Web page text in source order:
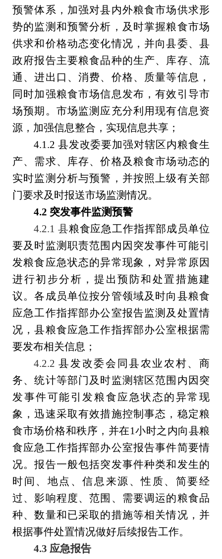
预警体系，加强对县内外粮食市场供求形
势的监测和预警分析，及时掌握粮食市场
供求和价格动态变化情况，并向县委、县
政府报告主要粮食品种的生产、库存、流
通、进出口、消费、价格、质量等信息，
同时加强粮食市场信息发布，有效引导市
场预期。市场监测应充分利用现有信息资
源，加强信息整合，实现信息共享；
4.1.2 县发改委要加强对辖区内粮食生
产、需求、库存、价格及粮食市场动态的
实时监测分析与预警，并按照上级有关部
门要求及时报送市场监测情况。
4.2 突发事件监测预警
4.2.1 县粮食应急工作指挥部成员单位
要及时监测职责范围内因突发事件可能引
发粮食应急状态的异常现象，对异常原因
进行初步分析，提出预防和处置措施建
议。各成员单位按分管领域及时向县粮食
应急工作指挥部办公室报告监测及处置情
况，县粮食应急工作指挥部办公室根据需
要发布相关信息；
4.2.2县发改委会同县农业农村、商
务、统计等部门及时监测辖区范围内因突
发事件可能引发粮食应急状态的异常现
象，迅速采取有效措施控制事态，稳定粮
食市场价格和秩序，并在1小时之内向县粮
食应急工作指挥部办公室报告事件简要情
况。报告一般包括突发事件种类和发生的
时间、地点、信息来源、性质、简要经
过、影响程度、范围、需要调运的粮食品
种、数量和已采取的措施等相关情况，并
根据事件处置情况做好后续报告工作。
4.3 应急报告